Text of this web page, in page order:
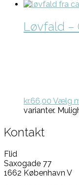
Løvfald –
kr.66,00 Vælg
varianter.
Kontakt
Flid
Saxogade 77
1662 København V